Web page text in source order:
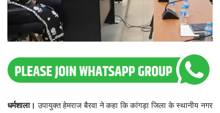
धर्मशाला।उपायुक्त हेमराज बैरवा ने कहा कि कांगड़ा जिला के स्थानीय नगर